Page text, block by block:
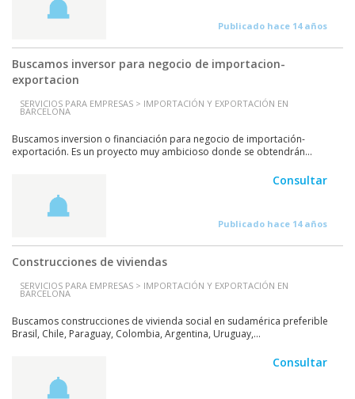
Publicado hace 14 años
Buscamos inversor para negocio de importacion-
exportacion
SERVICIOS PARA EMPRESAS > IMPORTACIÓN Y EXPORTACIÓN EN
BARCELONA
Buscamos inversion o financiación para negocio de importación-
exportación. Es un proyecto muy ambicioso donde se obtendrán...
Consultar
Publicado hace 14 años
Construcciones de viviendas
SERVICIOS PARA EMPRESAS > IMPORTACIÓN Y EXPORTACIÓN EN
BARCELONA
Buscamos construcciones de vivienda social en sudamérica preferible
Brasil, Chile, Paraguay, Colombia, Argentina, Uruguay,...
Consultar